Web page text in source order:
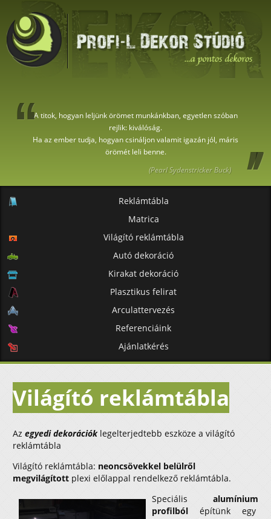
A titok, hogyan leljünk örömet munkánkban, egyetlen szóban
rejlik: kiválóság.
Ha az ember tudja, hogyan csináljon valamit igazán jól, máris
örömét leli benne.
(Pearl Sydenstricker Buck)
Reklámtábla
Matrica
Világító reklámtábla
Autó dekoráció
Kirakat dekoráció
Plasztikus felirat
Arculattervezés
Referenciáink
Ajánlatkérés
Világító reklámtábla
Azegyedi dekorációklegelterjedtebb eszköze a világító
reklámtábla
Világító reklámtábla: neoncsövekkel belülről
megvilágított plexi előlappal rendelkező reklámtábla.
Speciális alumínium
profilból építünk egy